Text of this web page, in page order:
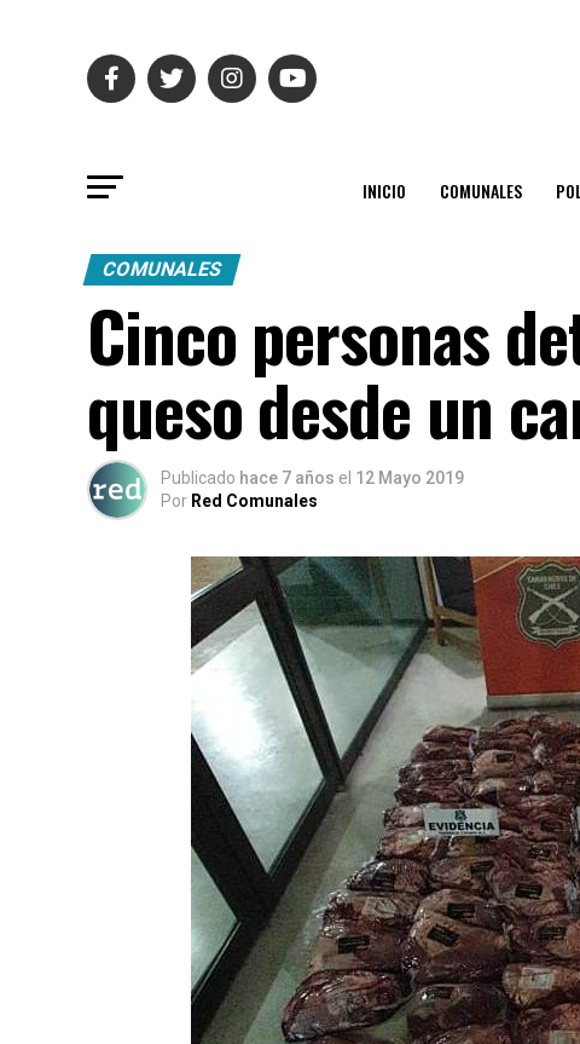
INICIO COMUNALES
COMUNALES
Cinco personas
queso desde un
Publicado hace 7 años el 12 Mayo 2019
Por Red Comunales